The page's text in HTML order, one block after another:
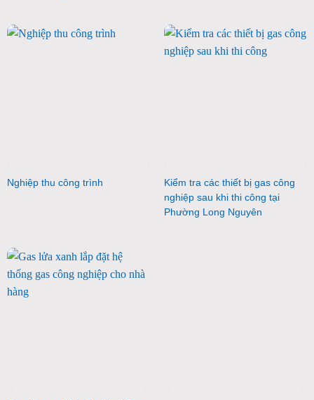
Nghiệp thu công trình
Kiểm tra các thiết bị gas công
nghiệp sau khi thi công tại
Phường Long Nguyên